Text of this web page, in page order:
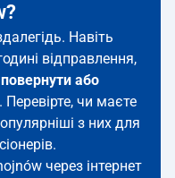
Навіть
відправлення,
повернути або
Перевірте, чи маєте
з них для
через інтернет